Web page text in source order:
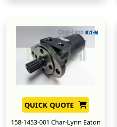
QUICK QUOTE
158-1453-001 Char-Lynn Eaton